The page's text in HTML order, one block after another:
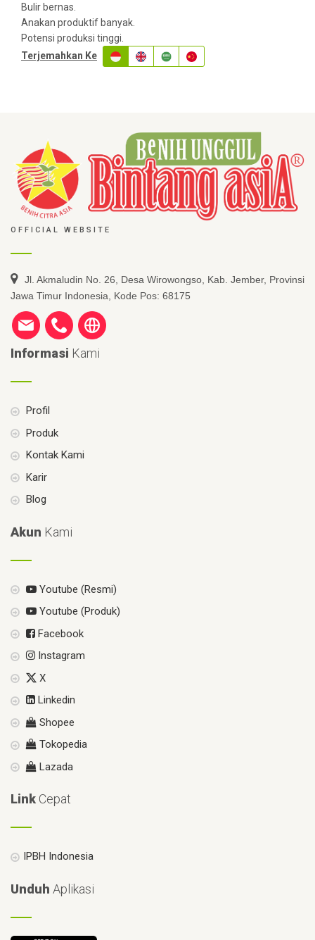
Bulir bernas.
Anakan produktif banyak.
Potensi produksi tinggi.
Terjemahkan Ke
OFFICIAL WEBSITE
Jl. Akmaludin No. 26, Desa Wirowongso, Kab. Jember, Provinsi
Jawa Timur Indonesia, Kode Pos: 68175
Informasi Kami
Profil
Produk
Kontak Kami
Karir
Blog
Akun Kami
Youtube (Resmi)
Youtube (Produk)
Facebook
Instagram
X
Linkedin
Shopee
Tokopedia
Lazada
Link Cepat
IPBH Indonesia
Unduh Aplikasi